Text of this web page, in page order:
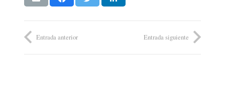
Entrada anterior Entrada siguiente